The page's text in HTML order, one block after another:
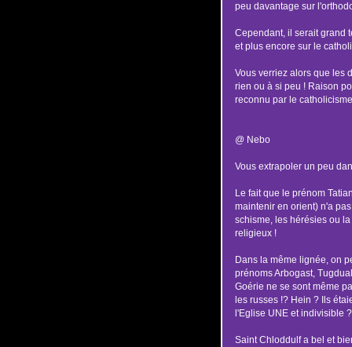
peu davantage sur
Cependant, il serait grand
et plus encore sur le
Vous verriez alors que les
rien ou à si peu ! Raison
reconnu par le
@ Nebo
Vous extrapoler un peu
Le fait que le prénom
maintenir en orient) n'a
schisme, les hérésies ou
religieux !
Dans la même lignée, on
prénoms Arbogast,
Goérie ne se sont même
les russes !? Hein ? Ils
l'Eglise UNE et indivisible ?
Saint Chloddulf a bel et